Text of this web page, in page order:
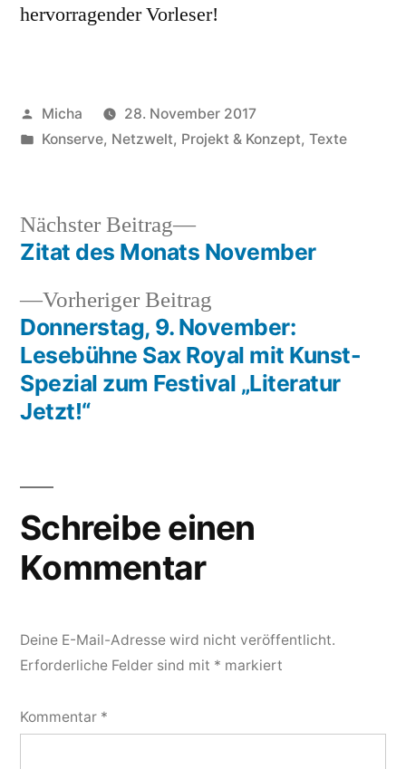
hervorragender Vorleser!
Veröffentlicht
von
Micha
28. November 2017
Veröffentlicht
Konserve, Netzwelt, Projekt & Konzept, Texte
Beitragsnavigation
Vorheriger Beitrag
Beitrag:
Donnerstag, 9. November:
Lesebühne Sax Royal mit Kunst-
Spezial zum Festival „Literatur
Jetzt!“
Nächster Beitrag
Nächster
Beitrag:
Zitat des Monats November
Schreibe einen
Kommentar
Deine E-Mail-Adresse wird nicht veröffentlicht.
Erforderliche Felder sind mit * markiert
Kommentar *